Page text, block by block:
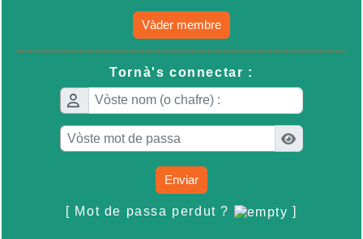
Vàder membre
Tornà's connectar :
Enviar
[ Mot de passa perdut ? ]